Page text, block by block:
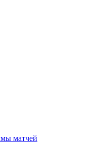
матчей